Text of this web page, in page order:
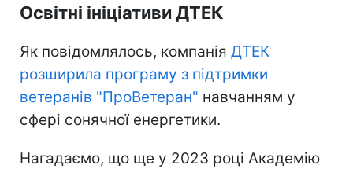
Освітні ініціативи ДТЕК
Як повідомлялось, компанія ДТЕК
розширила програму з підтримки
ветеранів "ПроВетеран" навчанням у
сфері сонячної енергетики.
Нагадаємо, що ще у 2023 році Академію